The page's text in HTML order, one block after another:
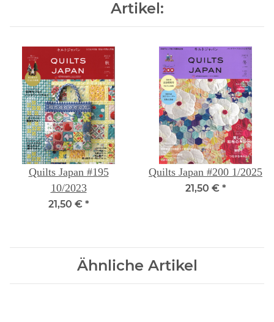
Artikel:
Quilts Japan #195
10/2023
21,50 € *
Quilts Japan #200 1/2025
21,50 € *
Ähnliche Artikel